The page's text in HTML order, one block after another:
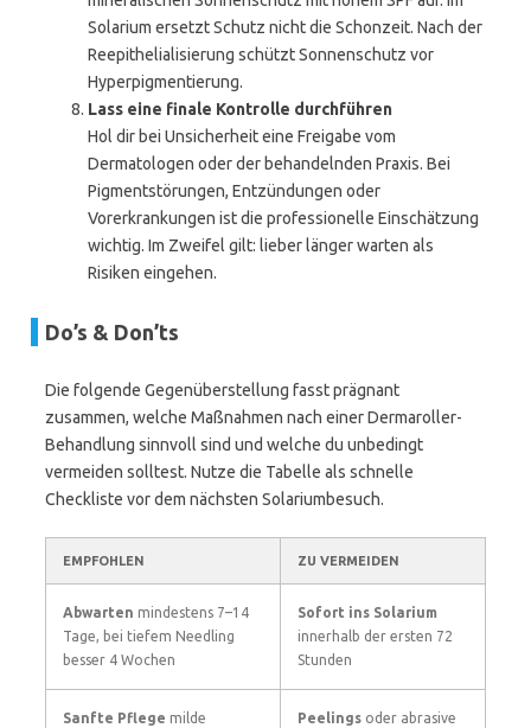
Solarium ersetzt Schutz nicht die Schonzeit. Nach der
Reepithelialisierung schützt Sonnenschutz vor
Hyperpigmentierung.
Lass eine finale Kontrolle durchführen
Hol dir bei Unsicherheit eine Freigabe vom
Dermatologen oder der behandelnden Praxis. Bei
Pigmentstörungen, Entzündungen oder
Vorerkrankungen ist die professionelle Einschätzung
wichtig. Im Zweifel gilt: lieber länger warten als
Risiken eingehen.
Do’s & Don’ts
Die folgende Gegenüberstellung fasst prägnant
zusammen, welche Maßnahmen nach einer Dermaroller-
Behandlung sinnvoll sind und welche du unbedingt
vermeiden solltest. Nutze die Tabelle als schnelle
Checkliste vor dem nächsten Solariumbesuch.
EMPFOHLEN ZU VERMEIDEN
Abwarten mindestens 7–14
Tage, bei tiefem Needling
besser 4 Wochen
Sofort ins Solarium
innerhalb der ersten 72
Stunden
Sanfte Pflege milde
Peelings oder abrasive